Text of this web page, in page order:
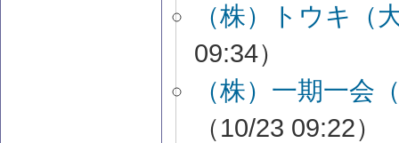
（株）トウキ（
09:34）
（株）一期一会
（10/23 09:22）